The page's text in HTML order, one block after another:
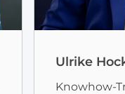
Ulrike
Knowhow-